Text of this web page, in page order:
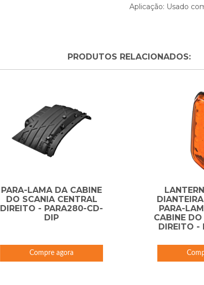
Aplicação: Usado
PRODUTOS RELACIONADOS:
PARA-LAMA DA CABINE
DO SCANIA CENTRAL
DIREITO - PARA280-CD-
DIP
Compre agora
PARA-
CABINE
DIREITO -